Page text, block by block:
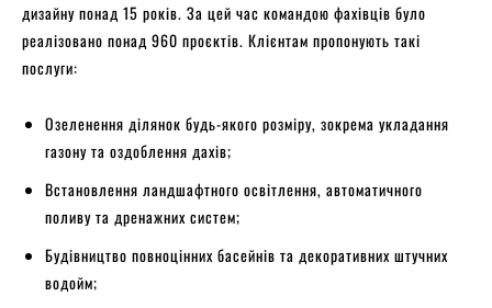
дизайну понад 15 років. За цей час командою фахівців було
реалізовано понад 960 проєктів. Клієнтам пропонують такі
послуги:
Озеленення ділянок будь-якого розміру, зокрема укладання
газону та оздоблення дахів;
Встановлення ландшафтного освітлення, автоматичного
поливу та дренажних систем;
Будівництво повноцінних басейнів та декоративних штучних
водойм;